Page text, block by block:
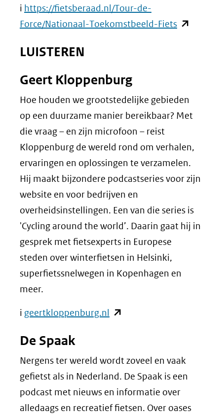
i https://fietsberaad.nl/Tour-de-
Force/Nationaal-Toekomstbeeld-Fiets(opent
naar
een
website)
LUISTEREN
Geert Kloppenburg
Hoe houden we grootstedelijke gebieden
op een duurzame manier bereikbaar? Met
die vraag – en zijn microfoon – reist
Kloppenburg de wereld rond om verhalen,
ervaringen en oplossingen te verzamelen.
Hij maakt bijzondere podcastseries voor zijn
website en voor bedrijven en
overheidsinstellingen. Een van die series is
'Cycling around the world’. Daarin gaat hij in
gesprek met fietsexperts in Europese
steden over winterfietsen in Helsinki,
superfietssnelwegen in Kopenhagen en
meer.
i geertkloppenburg.nl (opent
venster)
(verwijst
naar
een
De Spaak
Nergens ter wereld wordt zoveel en vaak
gefietst als in Nederland. De Spaak is een
podcast met nieuws en informatie over
alledaags en recreatief fietsen. Over oases